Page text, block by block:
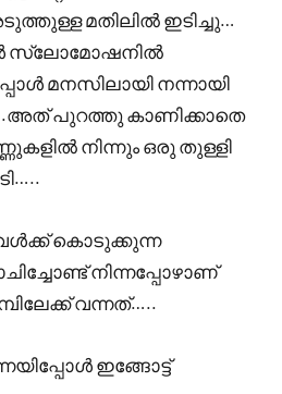
മതിലിൽ ഇടിച്ചു…
സ്ലോമോഷനിൽ
മനസിലായി നന്നായി
പുറത്തു കാണിക്കാതെ
നിന്നും ഒരു തുള്ളി
കൊടുക്കുന്ന
നിന്നപ്പോഴാണ്
വന്നത്…..
ഇങ്ങോട്ട്